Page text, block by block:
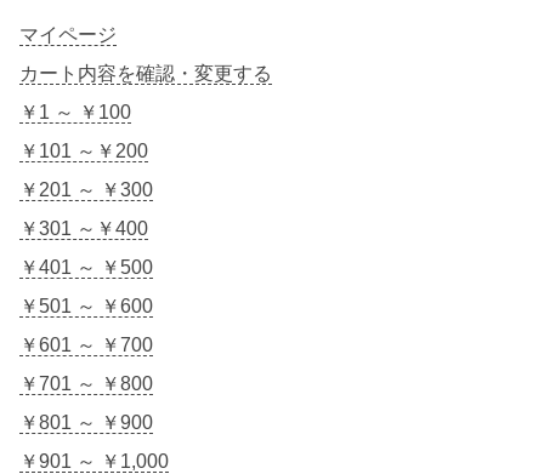
マイページ
カート内容を確認・変更する
￥1 ～ ￥100
￥101 ～￥200
￥201 ～ ￥300
￥301 ～￥400
￥401 ～ ￥500
￥501 ～ ￥600
￥601 ～ ￥700
￥701 ～ ￥800
￥801 ～ ￥900
￥901 ～ ￥1,000